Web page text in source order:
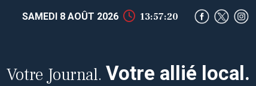
SAMEDI 8 AOÛT 2026 13:57:21
Votre Journal. Votre allié local.